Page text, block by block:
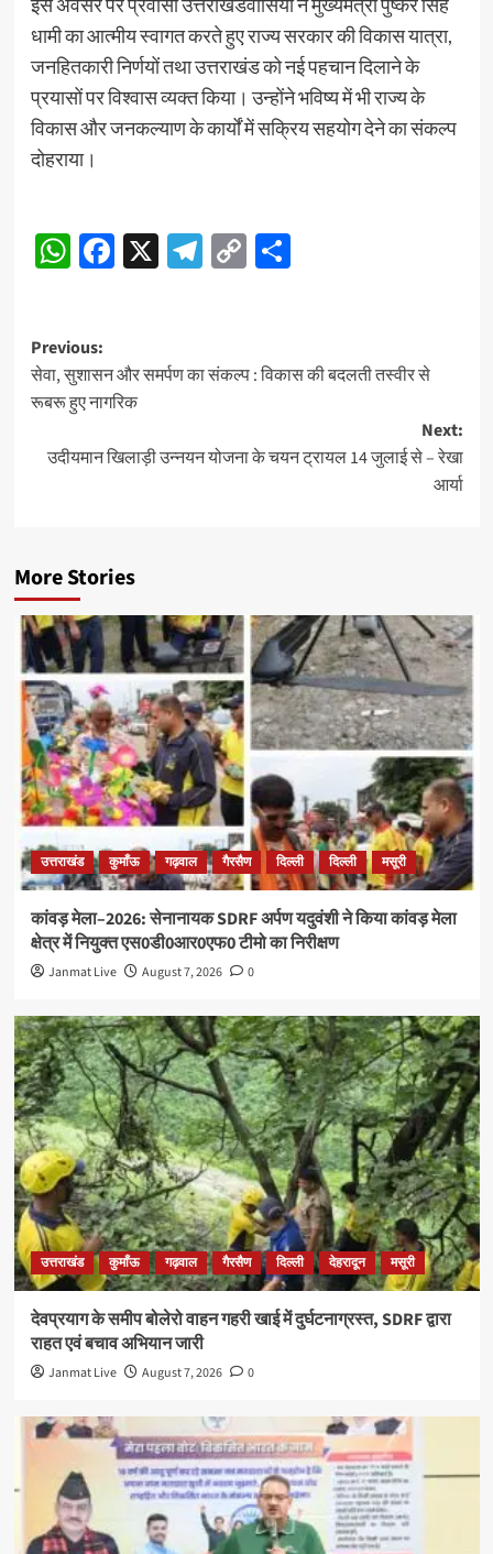
धामी का आत्मीय स्वागत करते हुए राज्य सरकार की विकास यात्रा,
जनहितकारी निर्णयों तथा उत्तराखंड को नई पहचान दिलाने के
प्रयासों पर विश्वास व्यक्त किया। उन्होंने भविष्य में भी राज्य के
विकास और जनकल्याण के कार्यों में सक्रिय सहयोग देने का संकल्प
दोहराया।
WhatsApp
Facebook
X Telegram
CopyShare
Post
navigation
Previous:
सेवा, सुशासन और समर्पण का संकल्प : विकास की बदलती तस्वीर से
रूबरू हुए नागरिक
Next:
उदीयमान खिलाड़ी उन्नयन योजना के चयन ट्रायल 14 जुलाई से – रेखा
आर्या
More Stories
उत्तराखंड कुमाँऊ गढ़वाल गैरसैण दिल्ली दिल्ली मसूरी
कांवड़ मेला–2026: सेनानायक SDRF अर्पण यदुवंशी ने किया कांवड़ मेला
क्षेत्र में नियुक्त एस0डी0आर0एफ0 टीमो का निरीक्षण
Janmat Live August 7, 2026 0
उत्तराखंड कुमाँऊ गढ़वाल गैरसैण दिल्ली देहरादून मसूरी
देवप्रयाग के समीप बोलेरो वाहन गहरी खाई में दुर्घटनाग्रस्त, SDRF द्वारा
राहत एवं बचाव अभियान जारी
Janmat Live August 7, 2026 0